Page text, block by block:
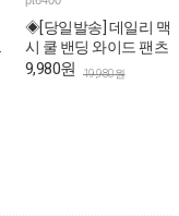
◈[당일발송] 데일리 맥
시 쿨 밴딩 와이드 팬츠
9,980원 19,980원